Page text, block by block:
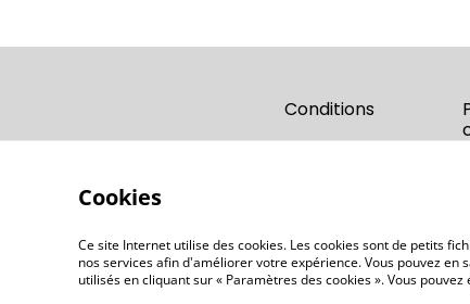
Conditions
©2026 OD'ORI - Parfumerie artisanale Corse
Cookies
Ce site Internet utilise des cookies. Les cookies sont de petits
nos services afin d'améliorer votre expérience. Vous pouvez
utilisés en cliquant sur « Paramètres des cookies ». Vous